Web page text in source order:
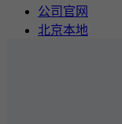
公司官网
北京本地